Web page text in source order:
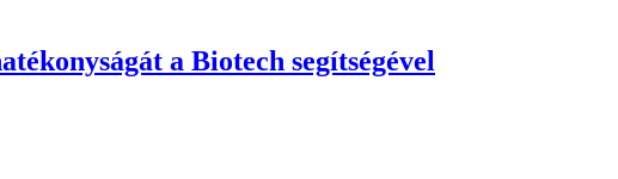
a Biotech segítségével